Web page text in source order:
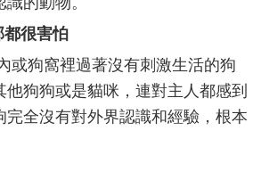
都很害怕
狗窩裡過著沒有刺激生活的狗
狗狗或是貓咪，連對主人都感到
完全沒有對外界認識和經驗，根本